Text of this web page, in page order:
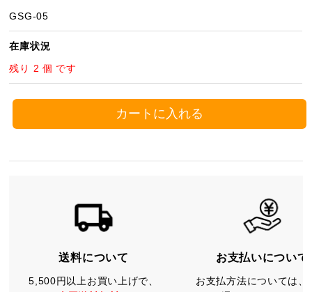
GSG-05
在庫状況
残り 2 個 です
カートに入れる
送料について
5,500円以上お買い上げで、
お支払いについて
お支払方法については、